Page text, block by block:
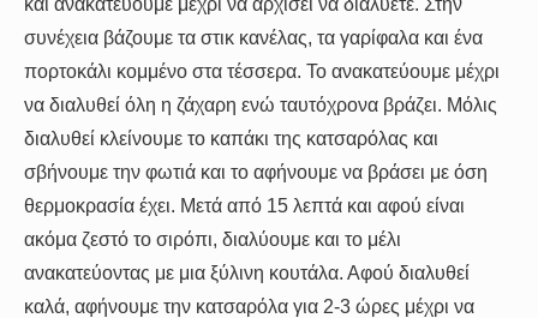
συνέχεια βάζουμε τα στικ κανέλας, τα γαρίφαλα και ένα
πορτοκάλι κομμένο στα τέσσερα. Το ανακατεύουμε μέχρι
να διαλυθεί όλη η ζάχαρη ενώ ταυτόχρονα βράζει. Μόλις
διαλυθεί κλείνουμε το καπάκι της κατσαρόλας και
σβήνουμε την φωτιά και το αφήνουμε να βράσει με όση
θερμοκρασία έχει. Μετά από 15 λεπτά και αφού είναι
ακόμα ζεστό το σιρόπι, διαλύουμε και το μέλι
ανακατεύοντας με μια ξύλινη κουτάλα. Αφού διαλυθεί
καλά, αφήνουμε την κατσαρόλα για 2-3 ώρες μέχρι να